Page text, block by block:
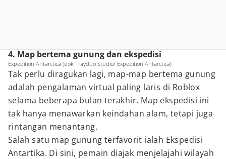
4. Map bertema gunung dan ekspedisi
Expedition Antarctica (dok. Playduo Studio/ Expedition Antarctica)
Tak perlu diragukan lagi, map-map bertema gunung
adalah pengalaman virtual paling laris di Roblox
selama beberapa bulan terakhir. Map ekspedisi ini
tak hanya menawarkan keindahan alam, tetapi juga
rintangan menantang.
Salah satu map gunung terfavorit ialah Ekspedisi
Antartika. Di sini, pemain diajak menjelajahi wilayah